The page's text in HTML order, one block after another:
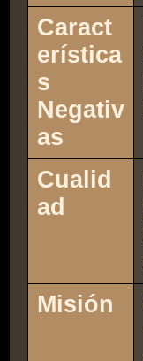
Caract
erística
s
Negativ
as
Cualid
ad
Misión